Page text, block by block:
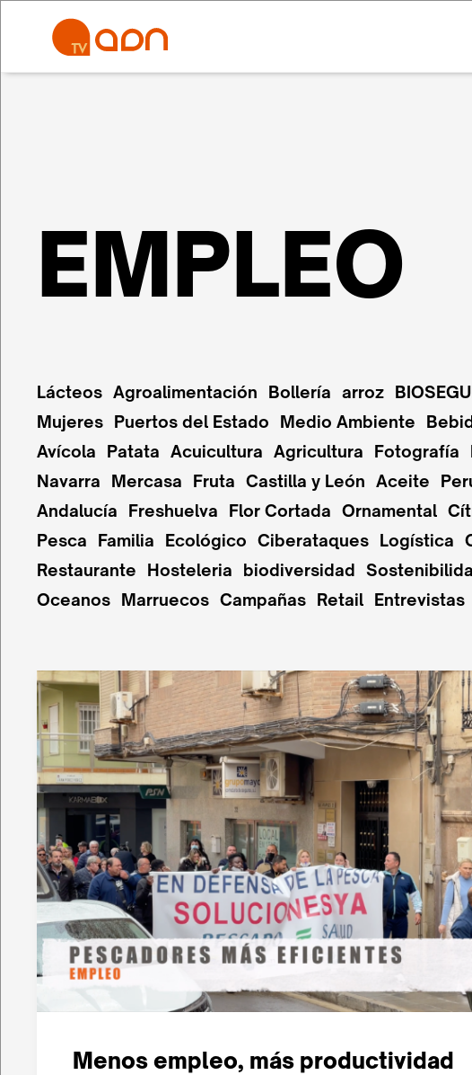
EMPLEO
Lácteos Agroalimentación Bollería arroz
Mujeres Puertos del Estado Medio Ambiente
Avícola
Patata Acuicultura Agricultura Fotografía
Navarra
Mercasa Fruta Castilla y León Aceite
Andalucía
Freshuelva Flor Cortada Ornamental
Pesca
Familia Ecológico Ciberataques Logística
Restaurante
Hosteleria biodiversidad
Oceanos Marruecos Campañas Retail Entrevistas
Menos empleo, más productividad